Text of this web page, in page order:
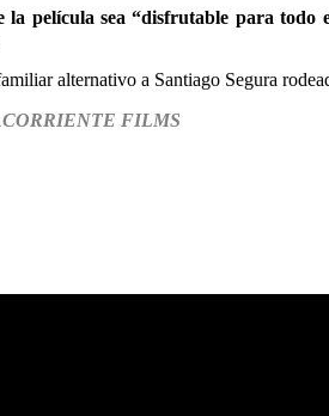
la película sea “disfrutable para todo
alternativo a Santiago Segura
FILMS